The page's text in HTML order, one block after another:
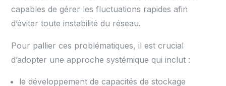
capables de gérer les fluctuations rapides afin
d’éviter toute instabilité du réseau.
Pour pallier ces problématiques, il est crucial
d’adopter une approche systémique qui inclut :
le développement de capacités de stockage